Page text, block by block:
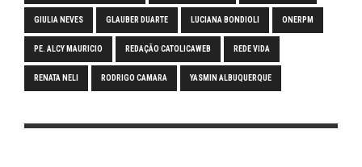
GIULIA NEVES GLAUBER DUARTE LUCIANA BONDIOLI ONERPM
PE. ALCY MAURICIO REDAÇÃO CATOLICAWEB REDE VIDA
RENATA NELI RODRIGO CAMARA YASMIN ALBUQUERQUE